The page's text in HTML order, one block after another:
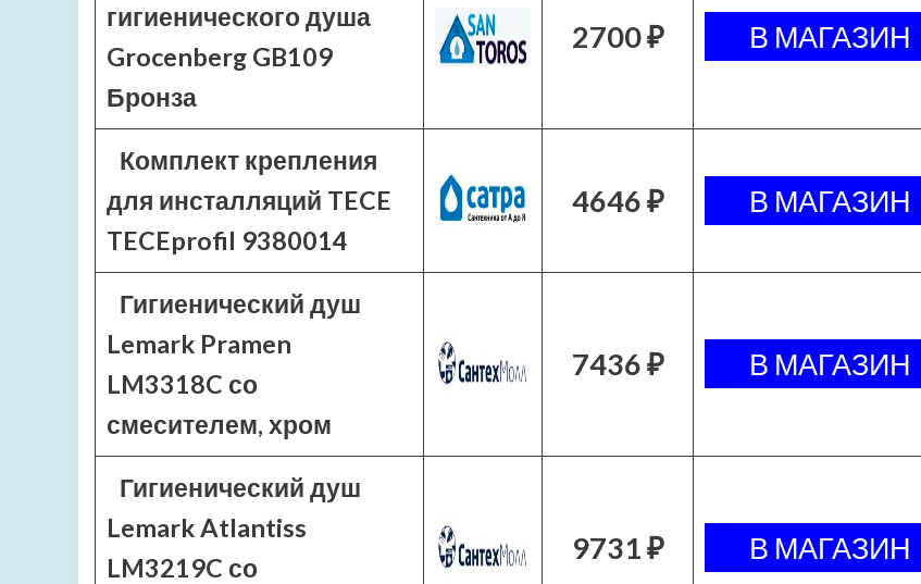
гигиенического душа
Grocenberg GB109
Бронза
2700 ₽
Комплект крепления
для инсталляций TECE
TECEprofil 9380014
4646 ₽
Гигиенический душ
Lemark Pramen
LM3318C со
смесителем, хром
7436 ₽
Гигиенический душ
Lemark Atlantiss
LM3219C со
9731 ₽